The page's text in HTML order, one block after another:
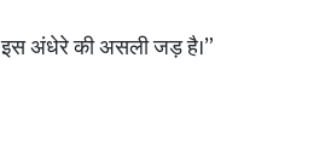
इस अंधेरे की असली जड़ है।”